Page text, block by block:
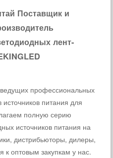
Поставщик и
лент-
профессиональных
питания для
полную серию
источников питания на
дистрибьюторы, дилеры,
к оптовым закупкам у нас.